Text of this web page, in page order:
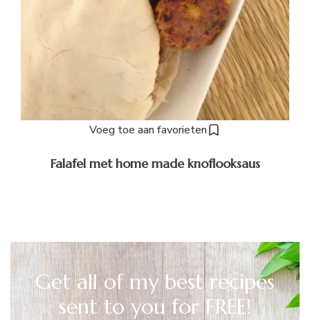
Voeg toe aan favorieten
Falafel met home made knoflooksaus
Get all of my best recipes
sent to you for FREE!